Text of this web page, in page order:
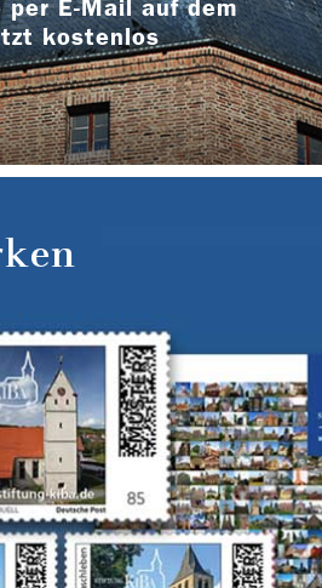
E-Mail auf dem
kostenlos